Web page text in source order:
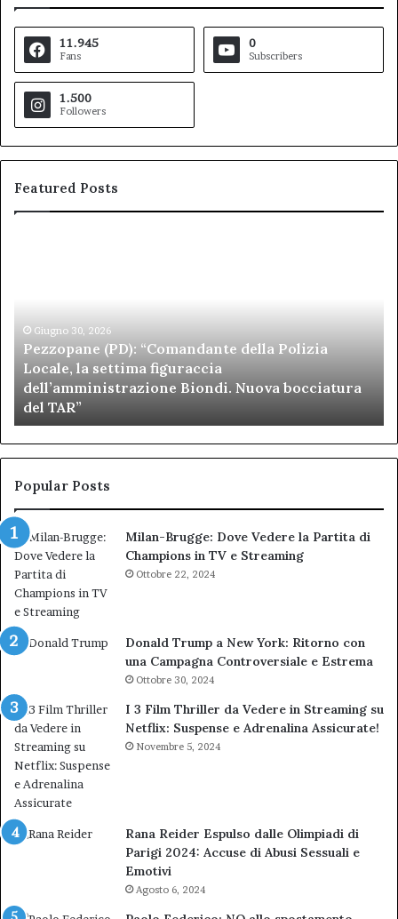
11.945
Fans
0
Subscribers
1.500
Followers
Featured Posts
Locale,
settima
figuraccia
dell’amministrazione
Biondi.
Nuova
bocciatura
del
TAR”
Giugno 30, 2026
Pezzopane (PD): “Comandante della Polizia
Locale, la settima figuraccia
dell’amministrazione Biondi. Nuova bocciatura
del TAR”
ai
Popular Posts
Milan-Brugge: Dove Vedere la Partita di
Champions in TV e Streaming
Ottobre 22, 2024
Donald Trump a New York: Ritorno con
una Campagna Controversiale e Estrema
Ottobre 30, 2024
I 3 Film Thriller da Vedere in Streaming su
Netflix: Suspense e Adrenalina Assicurate!
Novembre 5, 2024
Rana Reider Espulso dalle Olimpiadi di
Parigi 2024: Accuse di Abusi Sessuali e
Emotivi
Agosto 6, 2024